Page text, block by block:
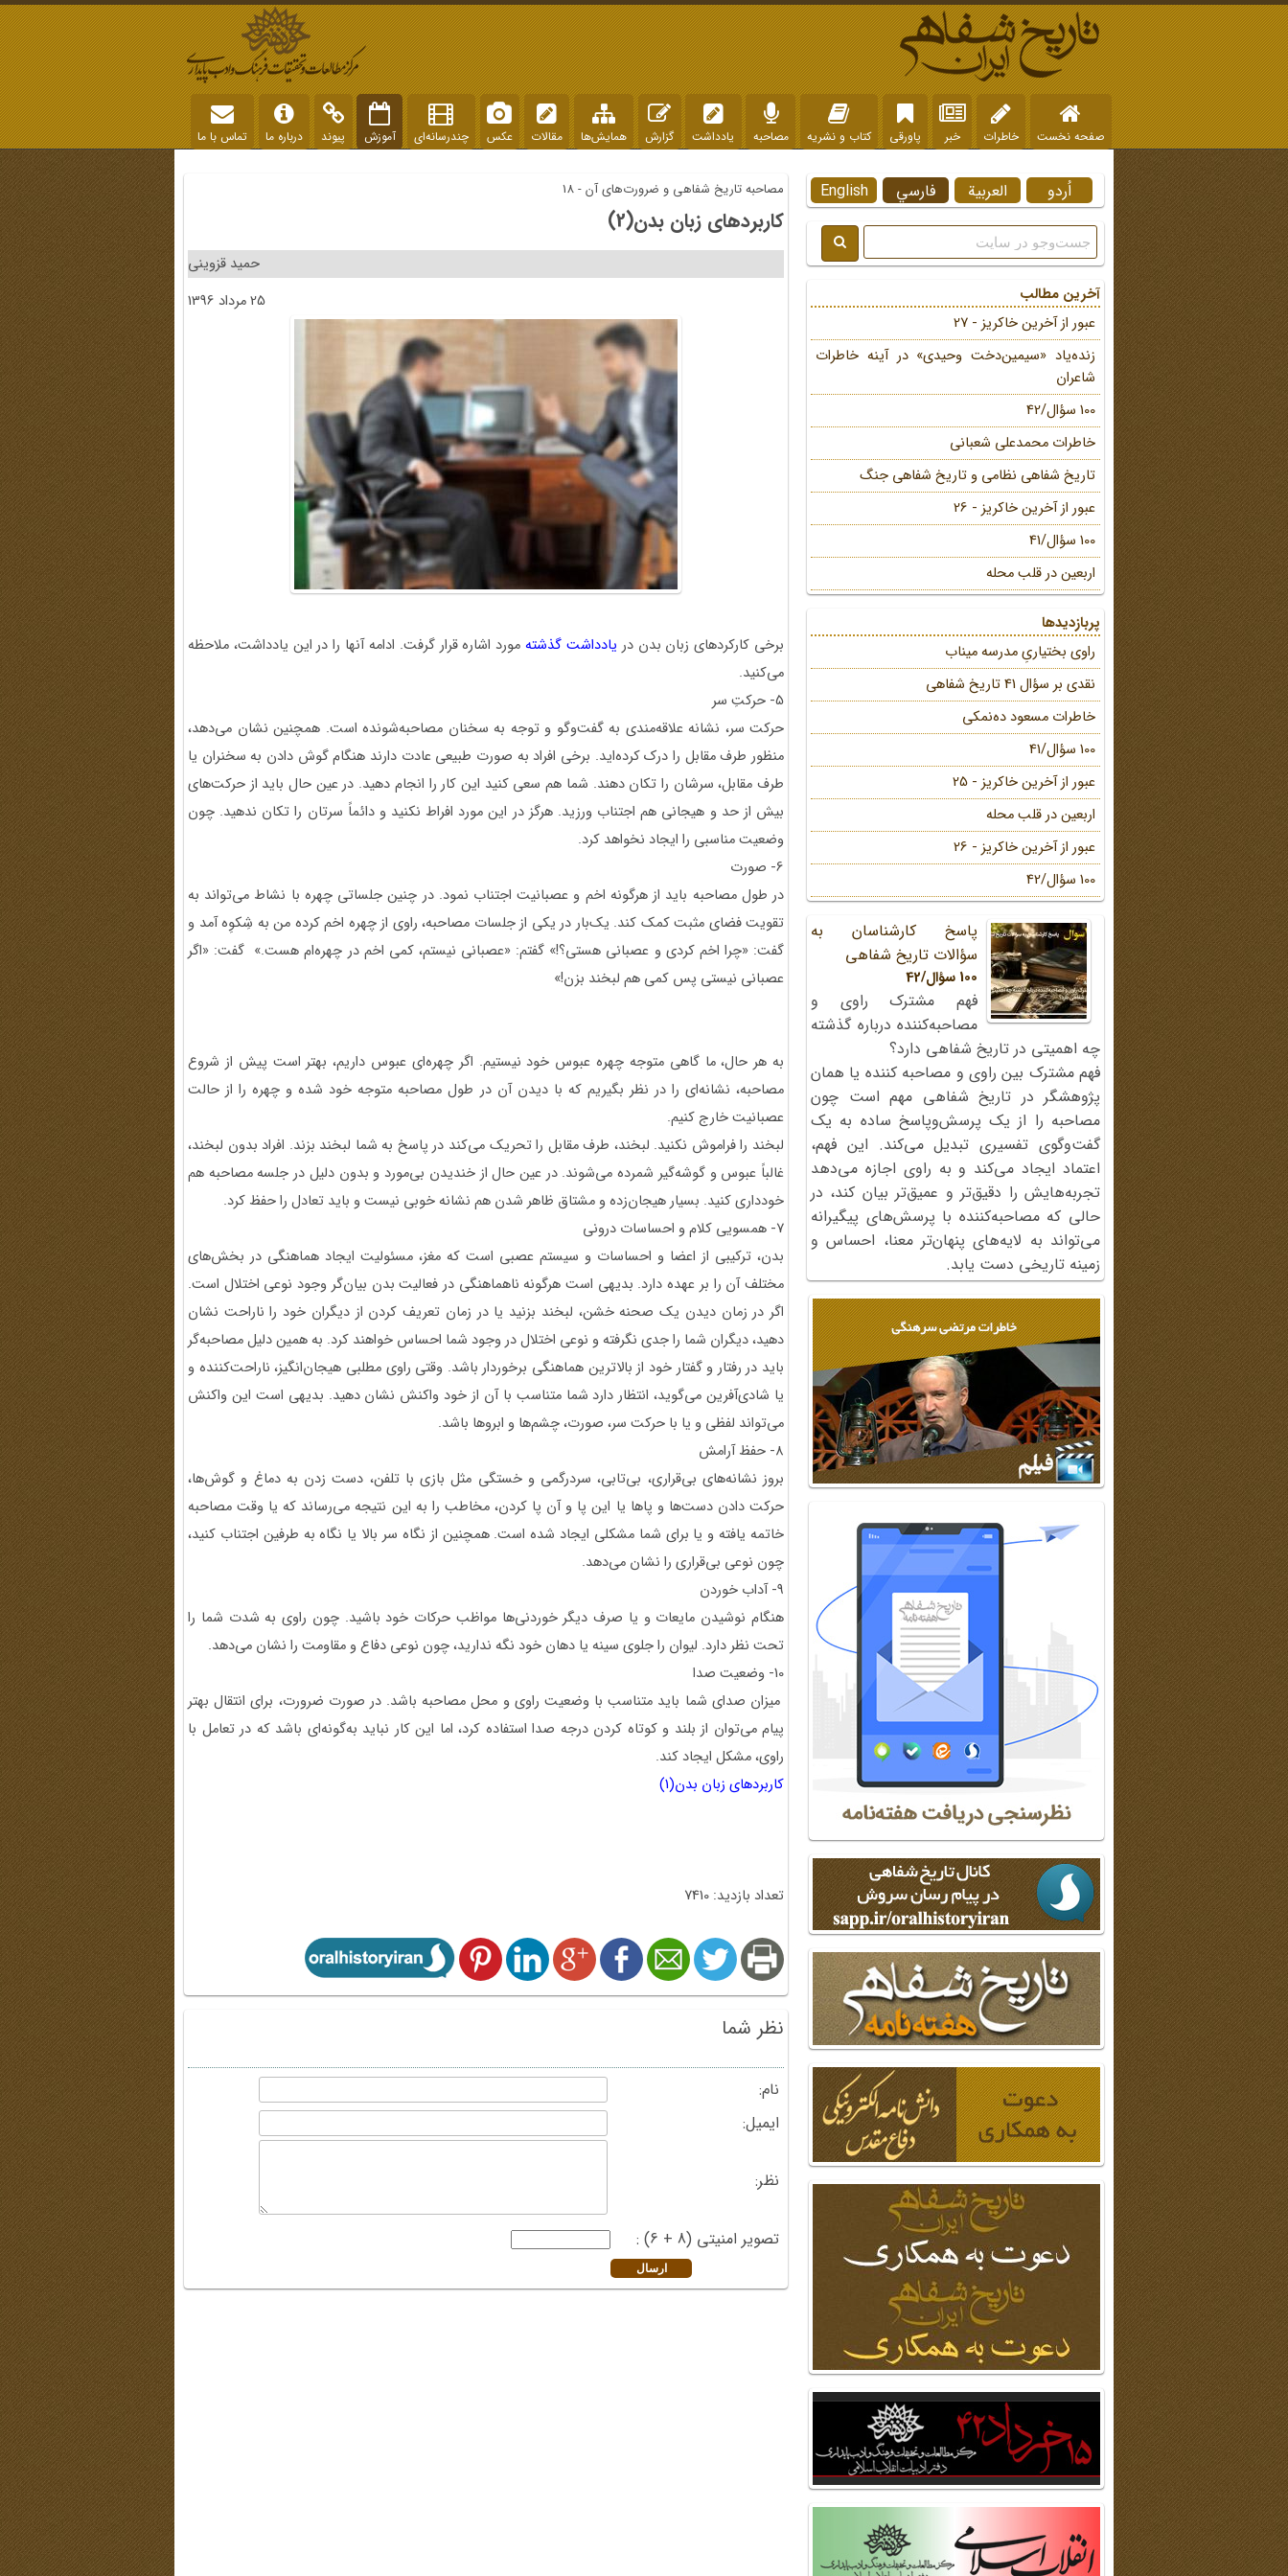
صفحه نخست خاطرات خبر پاورقی کتاب و نشریه مصاحبه یادداشت گزارش همایش‌ها مقالات عکس چندرسانه‌ای آموزش پیوند درباره ما تماس با ما
مصاحبه تاریخ شفاهی و ضرورت‌های آن - 18
کاربردهای زبان بدن(2)
حمید قزوینی
25 مرداد 1396
برخی کارکردهای زبان بدن در یادداشت گذشته مورد اشاره قرار گرفت. ادامه آنها را در این یادداشت، ملاحظه
می‌کنید.
5- حرکتِ سر
حرکت سر، نشانه‌ علاقه‌مندی به گفت‌وگو و توجه به سخنان مصاحبه‌شونده است. همچنین نشان می‌دهد،
منظور طرف مقابل‌ را درک کرده‌اید. برخی افراد به صورت طبیعی عادت دارند هنگام گوش دادن به سخنران یا
طرف مقابل،‌ سرشان را تکان دهند. شما هم سعی کنید این کار را انجام دهید. در عین حال باید از حرکت‌های
بیش از حد و هیجانی هم اجتناب ورزید. هرگز در این مورد افراط نکنید و دائماً سرتان را تکان ندهید. چون
وضعیت مناسبی را ایجاد نخواهد کرد.
6- صورت
‌در طول مصاحبه باید از هرگونه اخم و عصبانیت اجتناب نمود. در چنین جلساتی چهره‌ با نشاط می‌تواند به
تقویت فضای مثبت کمک کند. یک‌بار در یکی از جلسات مصاحبه، راوی از چهره‌ اخم کرده من به شِکوِه آمد و
گفت: «چرا اخم کردی و عصبانی هستی؟!» گفتم: «عصبانی نیستم، کمی اخم در چهره‌ام هست.» گفت: «اگر
عصبانی نیستی پس کمی هم لبخند بزن!»
به هر حال، ما گاهی متوجه‌ چهره‌ عبوس‌ خود نیستیم. اگر چهره‌ای عبوس داریم، بهتر است پیش از شروع
مصاحبه، نشانه‌ای را در نظر بگیریم که با دیدن آن در طول مصاحبه متوجه خود شده و چهره را از حالت
عصبانیت خارج کنیم.
لبخند را فراموش نکنید. لبخند، طرف مقابل را تحریک می‌کند در پاسخ به شما لبخند بزند. افراد بدون لبخند،
غالباً عبوس و گوشه‌گیر شمرده می‌شوند. در عین حال ‌از خندیدن بی‌مورد و بدون دلیل در جلسه مصاحبه هم
خودداری کنید. بسیار هیجان‌زده و مشتاق ظاهر شدن هم نشانه‌ خوبی نیست و باید تعادل را حفظ کرد.
7- همسویی کلام و احساسات درونی
بدن،‌ ترکیبی از اعضا و احساسات و سیستم عصبی است که مغز، مسئولیت ایجاد هماهنگی در بخش‌های
مختلف آن را بر عهده دارد. بدیهی است هرگونه ناهماهنگی در فعالیت‌ بدن بیان‌گر وجود نوعی اختلال است.
اگر در زمان دیدن یک صحنه خشن، لبخند بزنید یا در زمان تعریف‌ کردن از دیگران خود را ناراحت نشان
دهید، دیگران شما را جدی نگرفته و نوعی اختلال در وجود شما احساس خواهند کرد. به همین دلیل مصاحبه‌گر
باید در رفتار و گفتار خود از بالاترین هماهنگی برخوردار باشد. وقتی راوی مطلبی هیجان‌انگیز، ناراحت‌کننده و
یا شادی‌آفرین می‌گوید، انتظار دارد شما متناسب با آن از خود واکنش نشان دهید. بدیهی است این واکنش
می‌تواند لفظی و یا با حرکت سر، صورت، چشم‌ها و ابروها باشد.
8- حفظ آرامش
بروز نشانه‌های بی‌قراری، بی‌تابی، سردرگمی و خستگی مثل بازی‌ با تلفن‌، دست زدن به دماغ و گوش‌ها،
حرکت دادن دست‌ها و پاها یا این پا و آن پا کردن، مخاطب را به این نتیجه می‌رساند که یا وقت مصاحبه
خاتمه یافته و یا برای شما مشکلی ایجاد شده است. همچنین از نگاه سر بالا یا نگاه به طرفین اجتناب کنید،
چون نوعی بی‌قراری را نشان می‌دهد.
9- آداب خوردن
هنگام نوشیدن مایعات و یا صرف دیگر خوردنی‌ها مواظب حرکات خود باشید. چون راوی به شدت شما را
تحت نظر دارد. لیوان را جلوی سینه یا دهان خود نگه ندارید، چون نوعی دفاع و مقاومت را نشان می‌دهد.
10- وضعیت صدا
میزان صدای شما باید متناسب با وضعیت راوی و محل مصاحبه باشد. در صورت ضرورت، برای انتقال بهتر
پیام می‌توان از بلند و کوتاه کردن درجه صدا استفاده کرد، اما این کار نباید به‌گونه‌ای باشد که در تعامل با
راوی، مشکل ایجاد کند.
کاربردهای زبان بدن(1)
تعداد بازدید: 7410
نظر شما
نام:
ایمیل:
نظر:
تصویر امنیتی (8 + 6) :
English فارسي العربية اُردو
آخرین مطالب
عبور از آخرین خاکریز - 27
زنده‌یاد «سیمین‌دخت وحیدی» در آینه خاطرات
شاعران
100 سؤال/42
خاطرات محمد‌علی شعبانی
تاریخ شفاهی نظامی و تاریخ شفاهی جنگ
عبور از آخرین خاکریز - 26
100 سؤال/41
اربعین در قلب محله
پربازدیدها
راوی بختیاریِ مدرسه میناب
نقدی بر سؤال 41 تاریخ شفاهی
خاطرات مسعود ده‌نمکی
100 سؤال/41
عبور از آخرین خاکریز - 25
اربعین در قلب محله
عبور از آخرین خاکریز - 26
100 سؤال/42
پاسخ کارشناسان به
سؤالات تاریخ شفاهی
100 سؤال/42
فهم مشترک راوی و
مصاحبه‌کننده درباره گذشته
چه اهمیتی در تاریخ شفاهی دارد؟
فهم مشترک بین راوی و مصاحبه کننده یا همان
پژوهشگر در تاریخ شفاهی مهم است چون
مصاحبه را از یک پرسش‌وپاسخ ساده به یک
گفت‌وگوی تفسیری تبدیل می‌کند. این فهم،
اعتماد ایجاد می‌کند و به راوی اجازه می‌دهد
تجربه‌هایش را دقیق‌تر و عمیق‌تر بیان کند، در
حالی که مصاحبه‌کننده با پرسش‌های پیگیرانه
می‌تواند به لایه‌های پنهان‌تر معنا، احساس و
زمینه تاریخی دست یابد.